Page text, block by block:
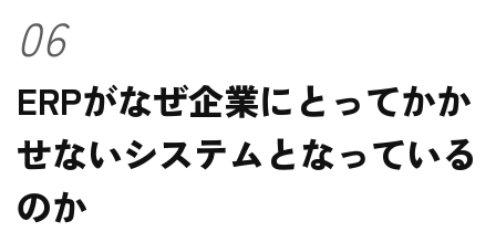
06
ERPがなぜ企業にとってかか
せないシステムとなっている
のか